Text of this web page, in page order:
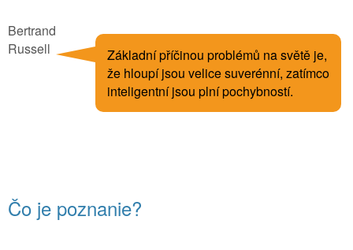
Bertrand
Russell
Základní příčinou problémů na světě je,
že hloupí jsou velice suverénní, zatímco
inteligentní jsou plní pochybností.
Čo je poznanie?